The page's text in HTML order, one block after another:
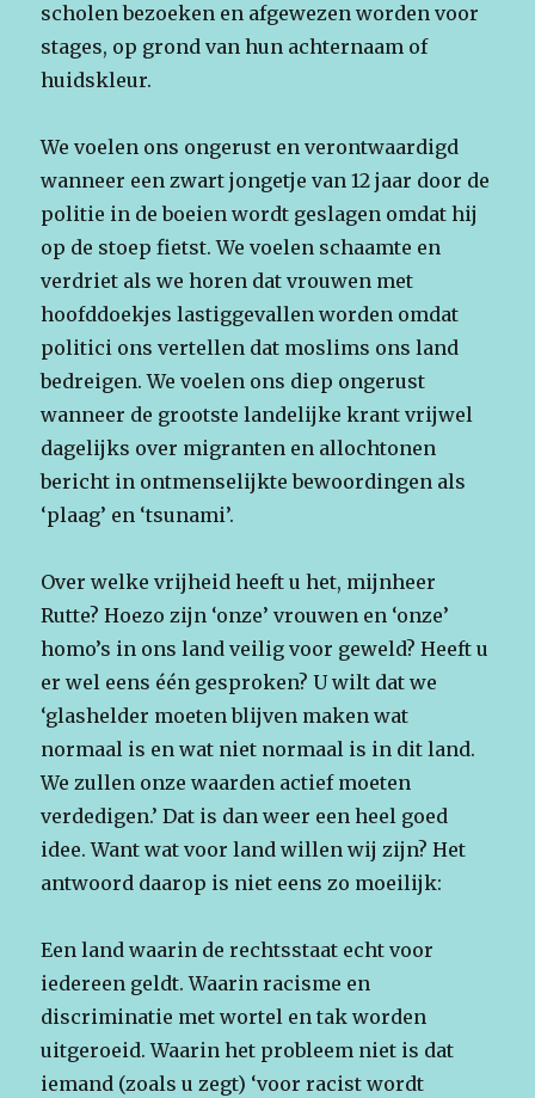
scholen bezoeken en afgewezen worden voor
stages, op grond van hun achternaam of
huidskleur.
We voelen ons ongerust en verontwaardigd
wanneer een zwart jongetje van 12 jaar door de
politie in de boeien wordt geslagen omdat hij
op de stoep fietst. We voelen schaamte en
verdriet als we horen dat vrouwen met
hoofddoekjes lastiggevallen worden omdat
politici ons vertellen dat moslims ons land
bedreigen. We voelen ons diep ongerust
wanneer de grootste landelijke krant vrijwel
dagelijks over migranten en allochtonen
bericht in ontmenselijkte bewoordingen als
‘plaag’ en ‘tsunami’.
Over welke vrijheid heeft u het, mijnheer
Rutte? Hoezo zijn ‘onze’ vrouwen en ‘onze’
homo’s in ons land veilig voor geweld? Heeft u
er wel eens één gesproken? U wilt dat we
‘glashelder moeten blijven maken wat
normaal is en wat niet normaal is in dit land.
We zullen onze waarden actief moeten
verdedigen.’ Dat is dan weer een heel goed
idee. Want wat voor land willen wij zijn? Het
antwoord daarop is niet eens zo moeilijk:
Een land waarin de rechtsstaat echt voor
iedereen geldt. Waarin racisme en
discriminatie met wortel en tak worden
uitgeroeid. Waarin het probleem niet is dat
iemand (zoals u zegt) ‘voor racist wordt